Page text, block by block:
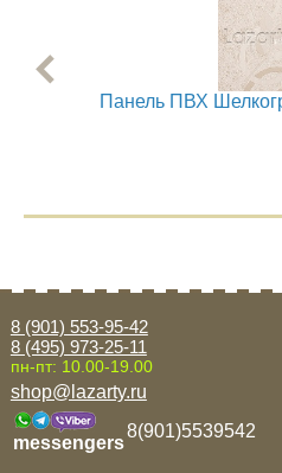
Панель ПВХ
8 (901) 553-95-42
8 (495) 973-25-11
пн-пт: 10.00-19.00
shop@lazarty.ru
messengers
8(901)5539542